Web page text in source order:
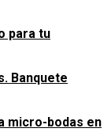
para tu
Banquete
micro-bodas en